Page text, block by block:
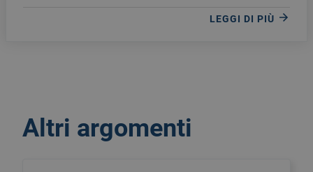
LEGGI DI PIÙ
Altri argomenti